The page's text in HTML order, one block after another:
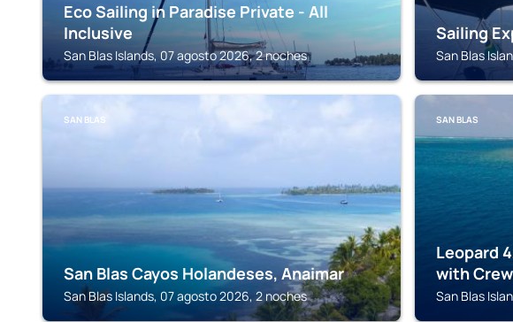
Eco Sailing in Paradise Private - All
Inclusive
San Blas Islands, 07 agosto 2026, 2 noches
Sailing
San Blas
SAN BLAS
San Blas Cayos Holandeses, Anaimar
San Blas Islands, 07 agosto 2026, 2 noches
SAN BLAS
Leopard
with Crew
San Blas